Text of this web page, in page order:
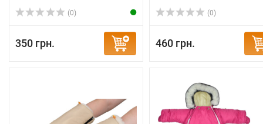
(0)
350 грн.
(0)
460 грн.